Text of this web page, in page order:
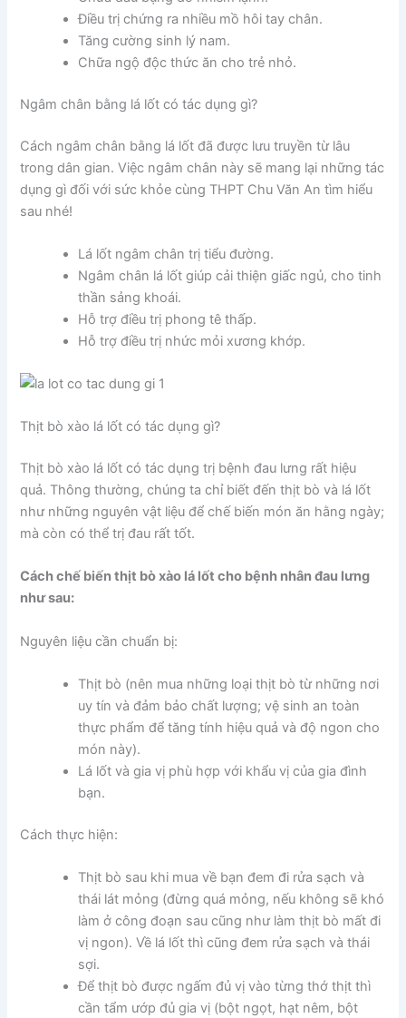
Điều trị chứng ra nhiều mồ hôi tay chân.
Tăng cường sinh lý nam.
Chữa ngộ độc thức ăn cho trẻ nhỏ.
Ngâm chân bằng lá lốt có tác dụng gì?
Cách ngâm chân bằng lá lốt đã được lưu truyền từ lâu
trong dân gian. Việc ngâm chân này sẽ mang lại những tác
dụng gì đối với sức khỏe cùng THPT Chu Văn An tìm hiểu
sau nhé!
Lá lốt ngâm chân trị tiểu đường.
Ngâm chân lá lốt giúp cải thiện giấc ngủ, cho tinh
thần sảng khoái.
Hỗ trợ điều trị phong tê thấp.
Hỗ trợ điều trị nhức mỏi xương khớp.
Thịt bò xào lá lốt có tác dụng gì?
Thịt bò xào lá lốt có tác dụng trị bệnh đau lưng rất hiệu
quả. Thông thường, chúng ta chỉ biết đến thịt bò và lá lốt
như những nguyên vật liệu để chế biến món ăn hằng ngày;
mà còn có thể trị đau rất tốt.
Cách chế biến thịt bò xào lá lốt cho bệnh nhân đau lưng
như sau:
Nguyên liệu cần chuẩn bị:
Thịt bò (nên mua những loại thịt bò từ những nơi
uy tín và đảm bảo chất lượng; vệ sinh an toàn
thực phẩm để tăng tính hiệu quả và độ ngon cho
món này).
Lá lốt và gia vị phù hợp với khẩu vị của gia đình
bạn.
Cách thực hiện:
Thịt bò sau khi mua về bạn đem đi rửa sạch và
thái lát mỏng (đừng quá mỏng, nếu không sẽ khó
làm ở công đoạn sau cũng như làm thịt bò mất đi
vị ngon). Về lá lốt thì cũng đem rửa sạch và thái
sợi.
Để thịt bò được ngấm đủ vị vào từng thớ thịt thì
cần tẩm ướp đủ gia vị (bột ngọt, hạt nêm, bột